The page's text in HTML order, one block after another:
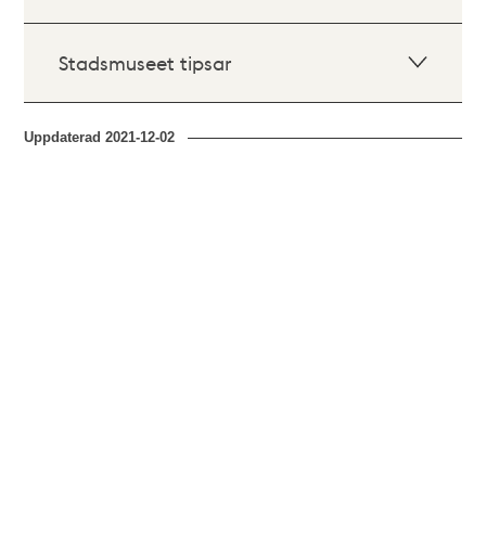
Stadsmuseet tipsar
Uppdaterad2021-12-02